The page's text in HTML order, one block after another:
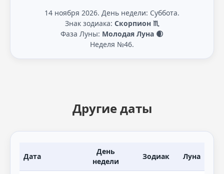
14 ноября 2026. День недели: Суббота.
Знак зодиака: Скорпион ♏
Фаза Луны: Молодая Луна 🌒
Неделя №46.
Другие даты
Дата
День
недели
Зодиак Луна